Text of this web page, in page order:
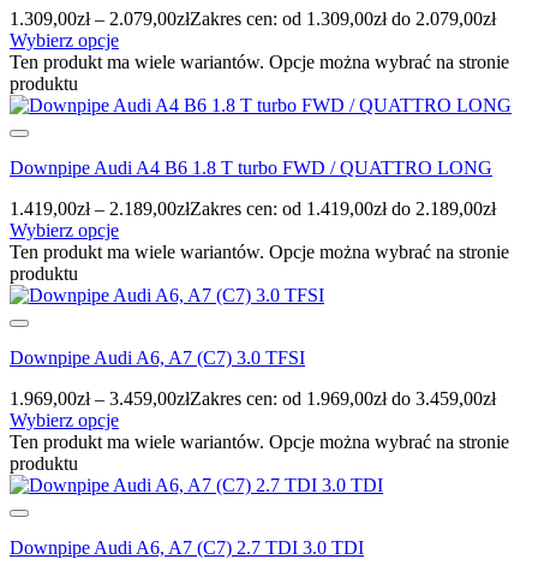
1.309,00zł – 2.079,00złZakres cen: od 1.309,00zł do 2.079,00zł
Wybierz opcje
Ten produkt ma wiele wariantów. Opcje można wybrać na stronie
produktu
Downpipe Audi A4 B6 1.8 T turbo FWD / QUATTRO LONG
1.419,00zł – 2.189,00złZakres cen: od 1.419,00zł do 2.189,00zł
Wybierz opcje
Ten produkt ma wiele wariantów. Opcje można wybrać na stronie
produktu
Downpipe Audi A6, A7 (C7) 3.0 TFSI
1.969,00zł – 3.459,00złZakres cen: od 1.969,00zł do 3.459,00zł
Wybierz opcje
Ten produkt ma wiele wariantów. Opcje można wybrać na stronie
produktu
Downpipe Audi A6, A7 (C7) 2.7 TDI 3.0 TDI